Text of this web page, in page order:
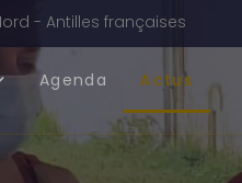
- Antilles françaises
Agenda Actus